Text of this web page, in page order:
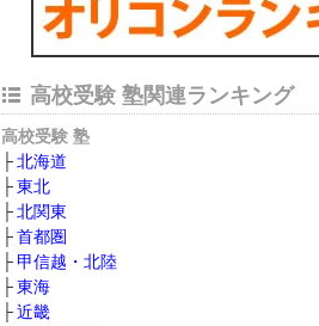
高校受験 塾関連ランキング
高校受験 塾
北海道
東北
北関東
首都圏
甲信越・北陸
東海
近畿